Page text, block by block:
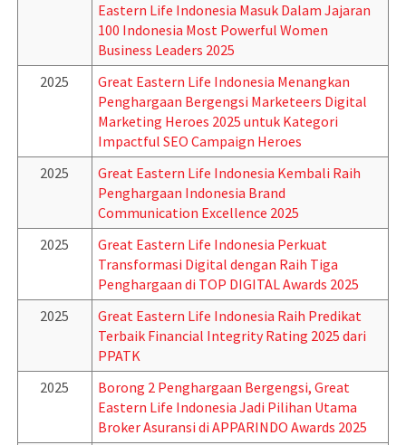
Eastern Life Indonesia Masuk Dalam Jajaran
100 Indonesia Most Powerful Women
Business Leaders 2025
2025
Great Eastern Life Indonesia Menangkan
Penghargaan Bergengsi Marketeers Digital
Marketing Heroes 2025 untuk Kategori
Impactful SEO Campaign Heroes
2025
Great Eastern Life Indonesia Kembali Raih
Penghargaan Indonesia Brand
Communication Excellence 2025
2025
Great Eastern Life Indonesia Perkuat
Transformasi Digital dengan Raih Tiga
Penghargaan di TOP DIGITAL Awards 2025
2025
Great Eastern Life Indonesia Raih Predikat
Terbaik Financial Integrity Rating 2025 dari
PPATK
2025
Borong 2 Penghargaan Bergengsi, Great
Eastern Life Indonesia Jadi Pilihan Utama
Broker Asuransi di APPARINDO Awards 2025